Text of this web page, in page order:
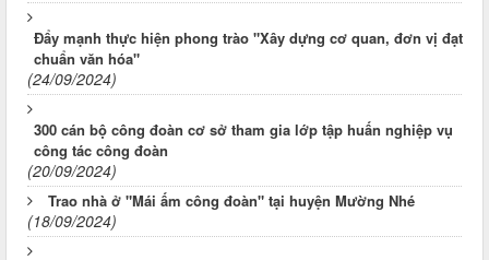
Đẩy mạnh thực hiện phong trào "Xây dựng cơ quan, đơn vị đạt
chuẩn văn hóa"
(24/09/2024)
300 cán bộ công đoàn cơ sở tham gia lớp tập huấn nghiệp vụ
công tác công đoàn
(20/09/2024)
Trao nhà ở "Mái ấm công đoàn" tại huyện Mường Nhé
(18/09/2024)